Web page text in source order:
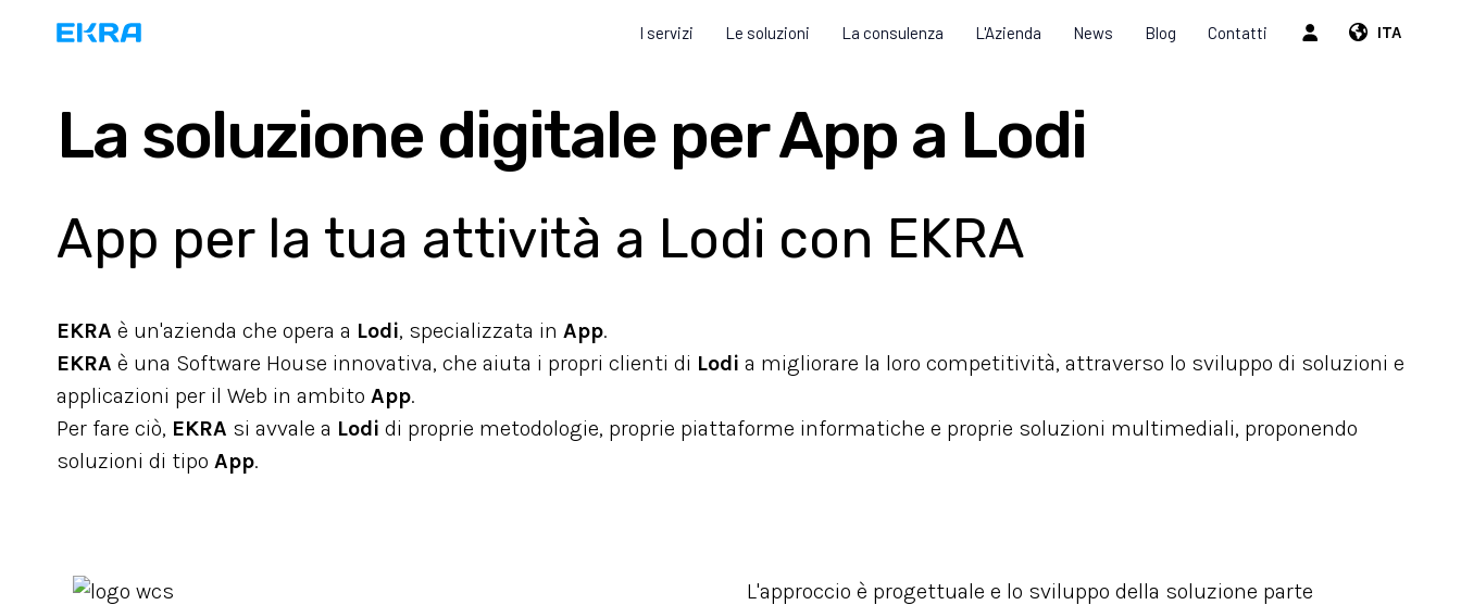
ITA
I servizi Le soluzioni La consulenza L'Azienda News Blog Contatti
La soluzione digitale per App a Lodi
App per la tua attività a Lodi con EKRA
EKRA è un'azienda che opera a Lodi, specializzata in App.
EKRA è una Software House innovativa, che aiuta i propri clienti di Lodi a migliorare la loro competitività, attraverso lo sviluppo di soluzioni e
applicazioni per il Web in ambito App.
Per fare ciò, EKRA si avvale a Lodi di proprie metodologie, proprie piattaforme informatiche e proprie soluzioni multimediali, proponendo
soluzioni di tipo App.
L'approccio è progettuale e lo sviluppo della soluzione parte